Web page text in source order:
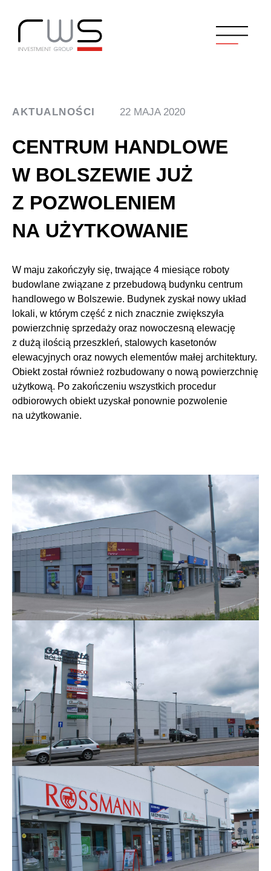
AKTUALNOŚCI 22 MAJA 2020
CENTRUM HANDLOWE
W BOLSZEWIE JUŻ
Z POZWOLENIEM
NA UŻYTKOWANIE
W maju zakończyły się, trwające 4 miesiące roboty
budowlane związane z przebudową budynku centrum
handlowego w Bolszewie. Budynek zyskał nowy układ
lokali, w którym część z nich znacznie zwiększyła
powierzchnię sprzedaży oraz nowoczesną elewację
z dużą ilością przeszkleń, stalowych kasetonów
elewacyjnych oraz nowych elementów małej architektury.
Obiekt został również rozbudowany o nową powierzchnię
użytkową. Po zakończeniu wszystkich procedur
odbiorowych obiekt uzyskał ponownie pozwolenie
na użytkowanie.